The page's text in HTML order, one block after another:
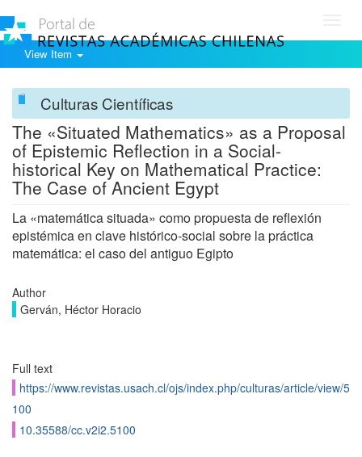
View Item
Culturas Científicas
The «Situated Mathematics» as a Proposal
of Epistemic Reflection in a Social-
historical Key on Mathematical Practice:
The Case of Ancient Egypt
La «matemática situada» como propuesta de reflexión
epistémica en clave histórico-social sobre la práctica
matemática: el caso del antiguo Egipto
Author
Gerván, Héctor Horacio
Full text
https://www.revistas.usach.cl/ojs/index.php/culturas/article/view/5
100
10.35588/cc.v2i2.5100